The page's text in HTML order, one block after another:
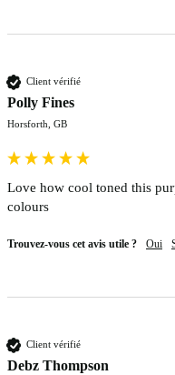
Client vérifié
Polly Fines
Horsforth, GB
Love how cool toned this
colours
Trouvez-vous cet avis utile ? Oui
Client vérifié
Debz Thompson